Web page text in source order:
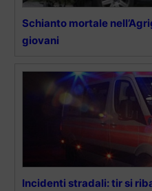
Schianto mortale
giovani
Incidenti stradali: tir si